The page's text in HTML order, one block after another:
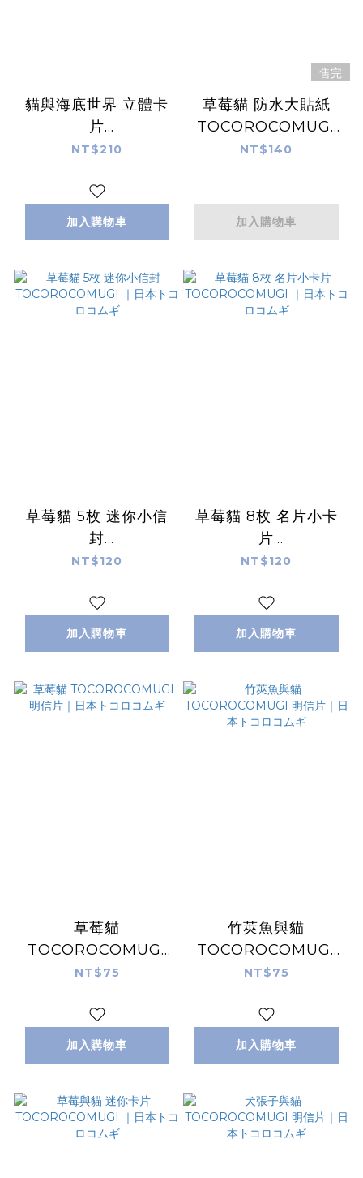
貓與海底世界 立體卡
片
TOCOROCOMUGI
NT$210
加入購物車
售完
草莓貓 防水大貼紙
TOCOROCOMUGI
｜日本トコロコムギ
NT$140
加入購物車
草莓貓 5枚 迷你小信
封
TOCOROCOMUGI
NT$120
加入購物車
草莓貓 8枚 名片小卡
片
TOCOROCOMUGI
NT$120
加入購物車
草莓貓
TOCOROCOMUGI
明信片｜日本トコロコ
NT$75
加入購物車
竹莢魚與貓
TOCOROCOMUGI
明信片｜日本トコロコ
NT$75
加入購物車